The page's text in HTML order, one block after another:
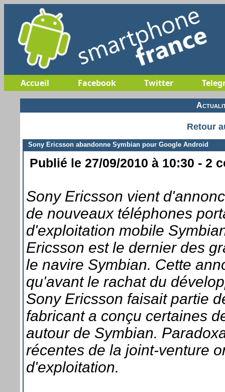
Accueil Facebook Twitter
Retour
Sony Ericsson abandonne Symbian pour Google Android
Publié le 27/09/2010 à 10:30 - 2
Sony Ericsson vient
de nouveaux téléphones
d'exploitation mobile
Ericsson est le dernier des
le navire Symbian. Cette
qu'avant le rachat du
Sony Ericsson faisait partie
fabricant a conçu certaines
autour de Symbian.
récentes de la joint-venture
d'exploitation.